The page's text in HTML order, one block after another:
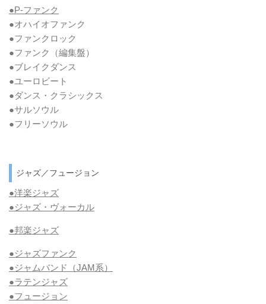
●P-ファンク
●オハイオファンク
●ファンクロック
●ファンク
（編集盤）
●ブレイクダンス
●ユーロビート
●ダンス・クラシックス
●サルソウル
●フリーソウル
ジャズ／フュージョン
●洋楽ジャズ
●ジャズ・ヴォーカル
●邦楽ジャズ
●ジャズファンク
●ジャムバンド（JAM系）
●ラテンジャズ
●フュージョン